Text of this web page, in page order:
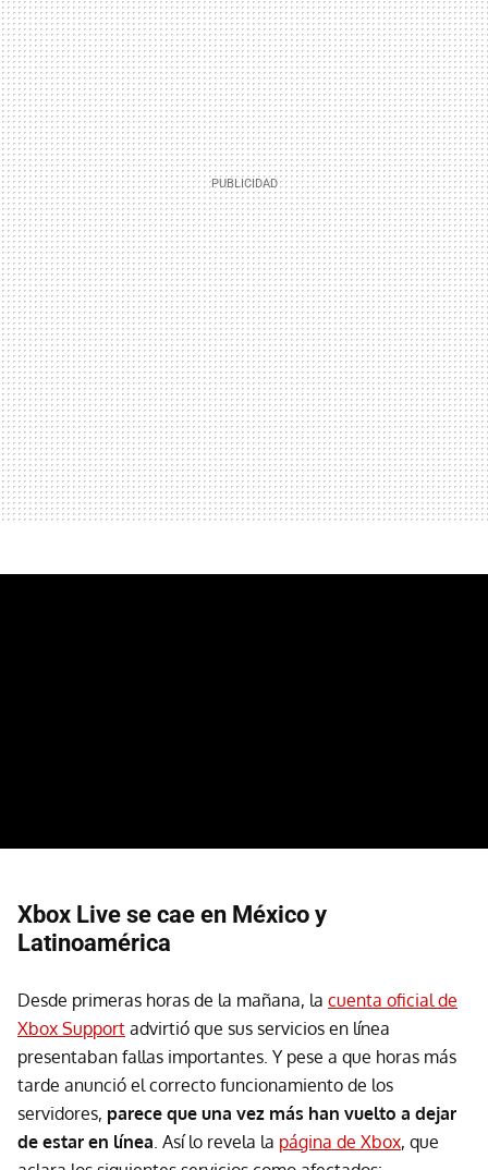
Xbox Live se cae en México y
Latinoamérica
Desde primeras horas de la mañana, la cuenta oficial de
Xbox Support advirtió que sus servicios en línea
presentaban fallas importantes. Y pese a que horas más
tarde anunció el correcto funcionamiento de los
servidores, parece que una vez más han vuelto a dejar
de estar en línea. Así lo revela la página de Xbox, que